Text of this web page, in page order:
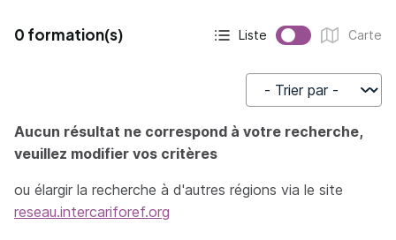
0 formation(s)
Affichage actif :
Liste
Affichage :
Carte
Trier par
Aucun résultat ne correspond à votre recherche,
veuillez modifier vos critères
ou élargir la recherche à d'autres régions via le site
reseau.intercariforef.org